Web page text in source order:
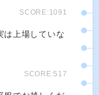
SCORE:1091
は上場していな
SCORE:517